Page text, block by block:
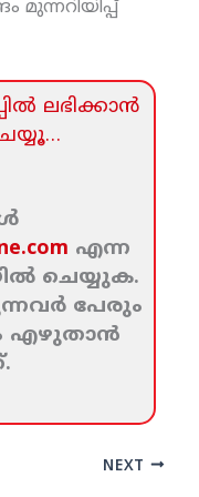
മുന്നറിയിപ്പ്
ലഭിക്കാന്‍
എന്ന
ചെയ്യുക.
പേരും
എഴുതാന്‍
NEXT